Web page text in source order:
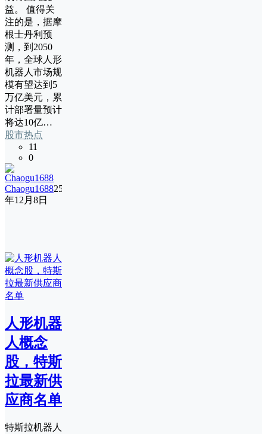
益。 值得关
注的是，据摩
根士丹利预
测，到2050
年，全球人形
机器人市场规
模有望达到5
万亿美元，累
计部署量预计
将达10亿…
股市热点
11
0
Chaogu168825
年12月8日
人形机器
人概念
股，特斯
拉最新供
应商名单
特斯拉机器人